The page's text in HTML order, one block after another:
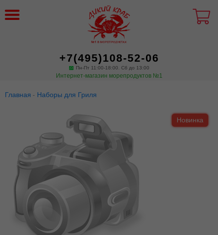
+7(495)108-52-06
Пн-Пт 11:00-18:00. Сб до 13:00
Интернет-магазин морепродуктов №1
Главная Наборы для Гриля
Новинка